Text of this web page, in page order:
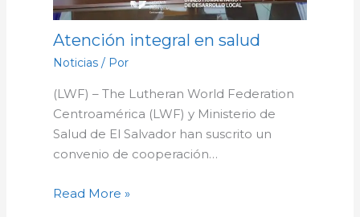
Atención integral en salud
Noticias/ Por
(LWF) – The Lutheran World Federation
Centroamérica (LWF) y Ministerio de
Salud de El Salvador han suscrito un
convenio de cooperación…
Read More »